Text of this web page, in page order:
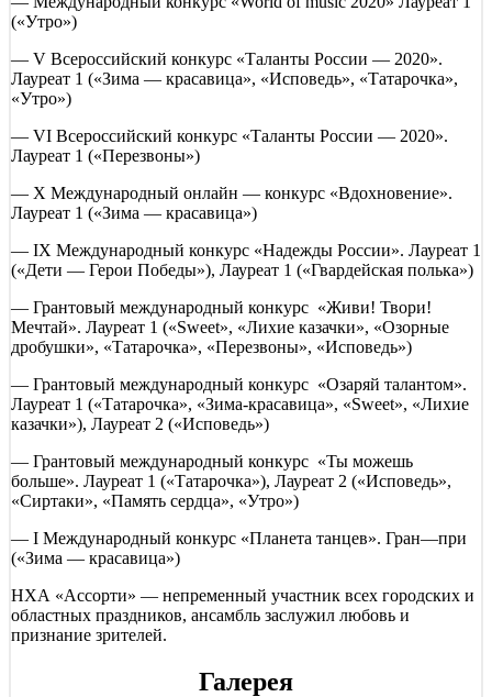
(«Утро»)
— V Всероссийский конкурс «Таланты России — 2020».
Лауреат 1 («Зима — красавица», «Исповедь», «Татарочка»,
«Утро»)
— VI Всероссийский конкурс «Таланты России — 2020».
Лауреат 1 («Перезвоны»)
— X Международный онлайн — конкурс «Вдохновение».
Лауреат 1 («Зима — красавица»)
— IX Международный конкурс «Надежды России». Лауреат 1
(«Дети — Герои Победы»), Лауреат 1 («Гвардейская полька»)
— Грантовый международный конкурс «Живи! Твори!
Мечтай». Лауреат 1 («Sweet», «Лихие казачки», «Озорные
дробушки», «Татарочка», «Перезвоны», «Исповедь»)
— Грантовый международный конкурс «Озаряй талантом».
Лауреат 1 («Татарочка», «Зима-красавица», «Sweet», «Лихие
казачки»), Лауреат 2 («Исповедь»)
— Грантовый международный конкурс «Ты можешь
больше». Лауреат 1 («Татарочка»), Лауреат 2 («Исповедь»,
«Сиртаки», «Память сердца», «Утро»)
— I Международный конкурс «Планета танцев». Гран—при
(«Зима — красавица»)
НХА «Ассорти» — непременный участник всех городских и
областных праздников, ансамбль заслужил любовь и
признание зрителей.
Галерея